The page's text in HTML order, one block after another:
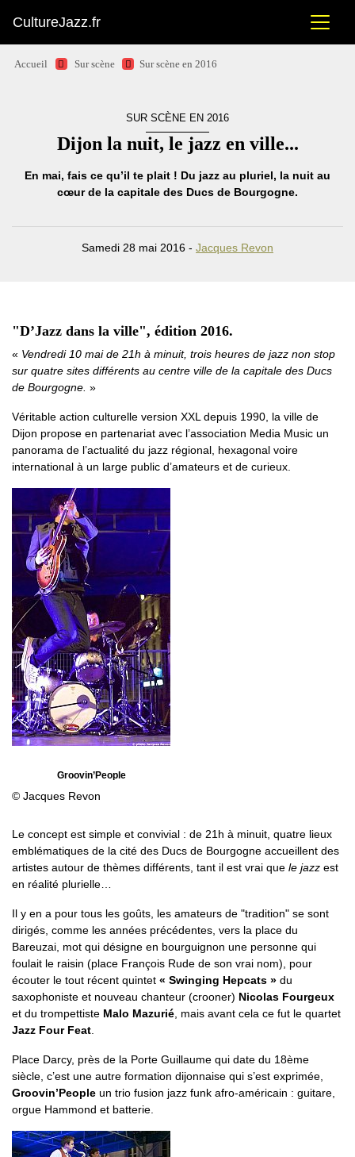
CultureJazz.fr
Accueil Sur scène Sur scène en 2016
SUR SCÈNE EN 2016
Dijon la nuit, le jazz en ville...
En mai, fais ce qu’il te plait ! Du jazz au pluriel, la nuit au
cœur de la capitale des Ducs de Bourgogne.
Samedi 28 mai 2016 - Jacques Revon
"D’Jazz dans la ville", édition 2016.
Vendredi 10 mai de 21h à minuit, trois heures de jazz non stop
sur quatre sites différents au centre ville de la capitale des Ducs
de Bourgogne.
Véritable action culturelle version XXL depuis 1990, la ville de
Dijon propose en partenariat avec l’association Media Music un
panorama de l’actualité du jazz régional, hexagonal voire
international à un large public d’amateurs et de curieux.
Groovin’People
© Jacques Revon
Le concept est simple et convivial : de 21h à minuit, quatre lieux
emblématiques de la cité des Ducs de Bourgogne accueillent des
artistes autour de thèmes différents, tant il est vrai que le jazz est
en réalité plurielle…
Il y en a pour tous les goûts, les amateurs de "tradition" se sont
dirigés, comme les années précédentes, vers la place du
Bareuzai, mot qui désigne en bourguignon une personne qui
foulait le raisin (place François Rude de son vrai nom), pour
écouter le tout récent quintet « Swinging Hepcats » du
saxophoniste et nouveau chanteur (crooner) Nicolas Fourgeux
et du trompettiste Malo Mazurié , mais avant cela ce fut le quartet
Jazz Four Feat
Place Darcy, près de la Porte Guillaume qui date du 18ème
siècle, c’est une autre formation dijonnaise qui s’est exprimée,
Groovin’People un trio fusion jazz funk afro-américain : guitare,
orgue Hammond et batterie.